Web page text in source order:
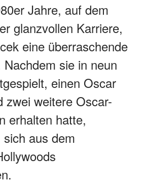
Jahre, auf dem
glanzvollen Karriere,
eine überraschende
sie in neun
einen Oscar
zwei weitere Oscar-
erhalten hatte,
aus dem